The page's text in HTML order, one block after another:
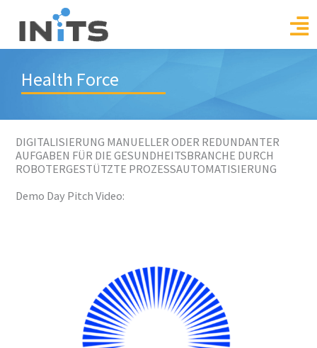
content
Health Force
DIGITALISIERUNG MANUELLER ODER REDUNDANTER
AUFGABEN FÜR DIE GESUNDHEITSBRANCHE DURCH
ROBOTERGESTÜTZTE PROZESSAUTOMATISIERUNG
Demo Day Pitch Video: